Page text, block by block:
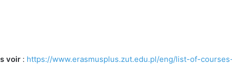
voir : https://www.erasmusplus.zut.edu.pl/eng/list-of-